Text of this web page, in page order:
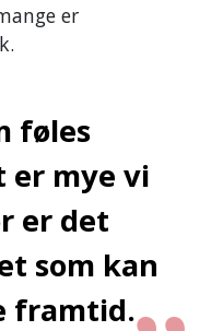
er
føles
er mye vi
er det
som kan
framtid.